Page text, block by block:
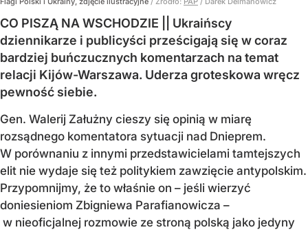
CO PISZĄ NA WSCHODZIE || Ukraińscy
dziennikarze i publicyści prześcigają się w coraz
bardziej buńczucznych komentarzach na temat
relacji Kijów-Warszawa. Uderza groteskowa wręcz
pewność siebie.
Gen. Walerij Załużny cieszy się opinią w miarę
rozsądnego komentatora sytuacji nad Dnieprem.
W porównaniu z innymi przedstawicielami tamtejszych
elit nie wydaje się też politykiem zawzięcie antypolskim.
Przypomnijmy, że to właśnie on – jeśli wierzyć
doniesieniom Zbigniewa Parafianowicza –
w nieoficjalnej rozmowie ze stroną polską jako jedyny